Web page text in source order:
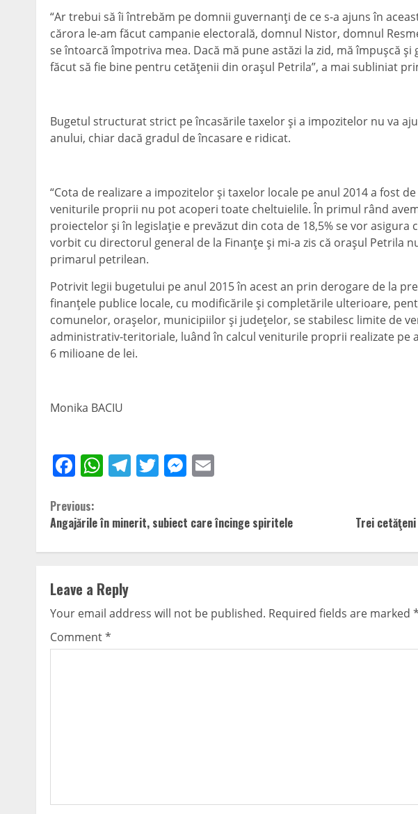
“Ar trebui să îi întrebăm pe domnii guvernanţi de ce s-a ajuns în
cărora le-am făcut campanie electorală, domnul Nistor, domnul
se întoarcă împotriva mea. Dacă mă pune astăzi la zid, mă împuşcă şi
făcut să fie bine pentru cetăţenii din oraşul Petrila”, a mai subliniat
Bugetul structurat strict pe încasările taxelor şi a impozitelor nu va
anului, chiar dacă gradul de încasare e ridicat.
“Cota de realizare a impozitelor şi taxelor locale pe anul 2014 a fost
veniturile proprii nu pot acoperi toate cheltuielile. În primul rând
proiectelor şi în legislaţie e prevăzut din cota de 18,5% se vor
vorbit cu directorul general de la Finanţe şi mi-a zis că oraşul Petrila
primarul petrilean.
Potrivit legii bugetului pe anul 2015 în acest an prin derogare de la
finanţele publice locale, cu modificările şi completările ulterioare,
comunelor, oraşelor, municipiilor şi judeţelor, se stabilesc limite de
administrativ-teritoriale, luând în calcul veniturile proprii realizate pe
6 milioane de lei.
Monika BACIU
Facebook
WhatsApp
Telegram
TwitterMessenger
Continue
Reading
Previous:
Angajările în minerit, subiect care încinge spiritele
Trei
Leave a Reply
Your email address will not be published. Required fields are marked *
Comment*